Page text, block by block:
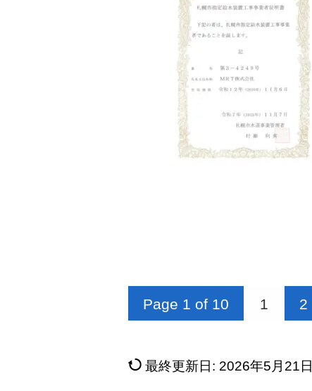
Page 1 of 10 1 2
最終更新日: 2026年5月21日